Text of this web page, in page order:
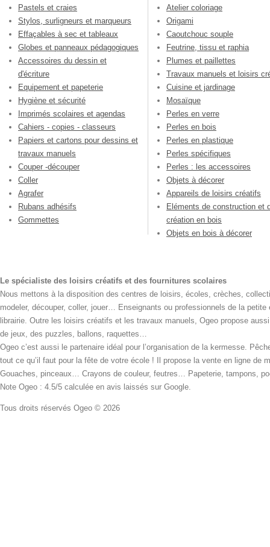
Pastels et craies
Stylos, surligneurs et marqueurs
Effaçables à sec et tableaux
Globes et panneaux pédagogiques
Accessoires du dessin et
d'écriture
Equipement et papeterie
Hygiène et sécurité
Imprimés scolaires et agendas
Cahiers - copies - classeurs
Papiers et cartons pour dessins et
travaux manuels
Couper -découper
Coller
Agrafer
Rubans adhésifs
Gommettes
Atelier coloriage
Origami
Caoutchouc souple
Feutrine, tissu et raphia
Plumes et paillettes
Travaux manuels et loisirs
Cuisine et jardinage
Mosaïque
Perles en verre
Perles en bois
Perles en plastique
Perles spécifiques
Perles : les accessoires
Objets à décorer
Appareils de loisirs créatifs
Eléments de construction et
création en bois
Objets en bois à décorer
Le spécialiste des loisirs créatifs et des fournitures scolaires
Nous mettons à la disposition des centres de loisirs, écoles, crèches,
modeler, découper, coller, jouer… Enseignants ou professionnels de la
librairie. Outre les loisirs créatifs et les travaux manuels, Ogeo propose
de jeux, des puzzles, ballons, raquettes…
Ogeo c’est aussi le partenaire idéal pour l’organisation de la kermesse.
tout ce qu’il faut pour la fête de votre école ! Il propose la vente en ligne
Gouaches, pinceaux… Crayons de couleur, feutres… Papeterie, tampons,
Note Ogeo : 4.5/5 calculée en avis laissés sur Google.
Tous droits réservés Ogeo © 2026